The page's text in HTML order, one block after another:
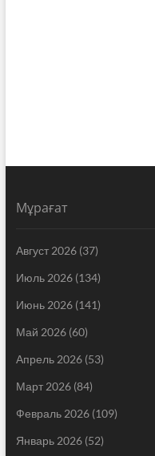
Мұрағат
Август 2026(37)
Июль 2026(134)
Июнь 2026(141)
Май 2026(60)
Апрель 2026(53)
Март 2026(84)
Февраль 2026(109)
Январь 2026(52)